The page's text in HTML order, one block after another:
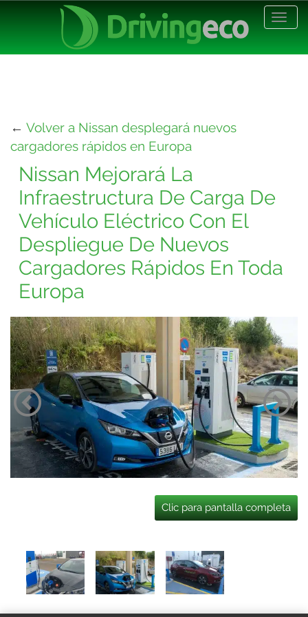
← Volver a Nissan desplegará nuevos
cargadores rápidos en Europa
Nissan Mejorará La
Infraestructura De Carga De
Vehículo Eléctrico Con El
Despliegue De Nuevos
Cargadores Rápidos En Toda
Europa
Clic para pantalla completa